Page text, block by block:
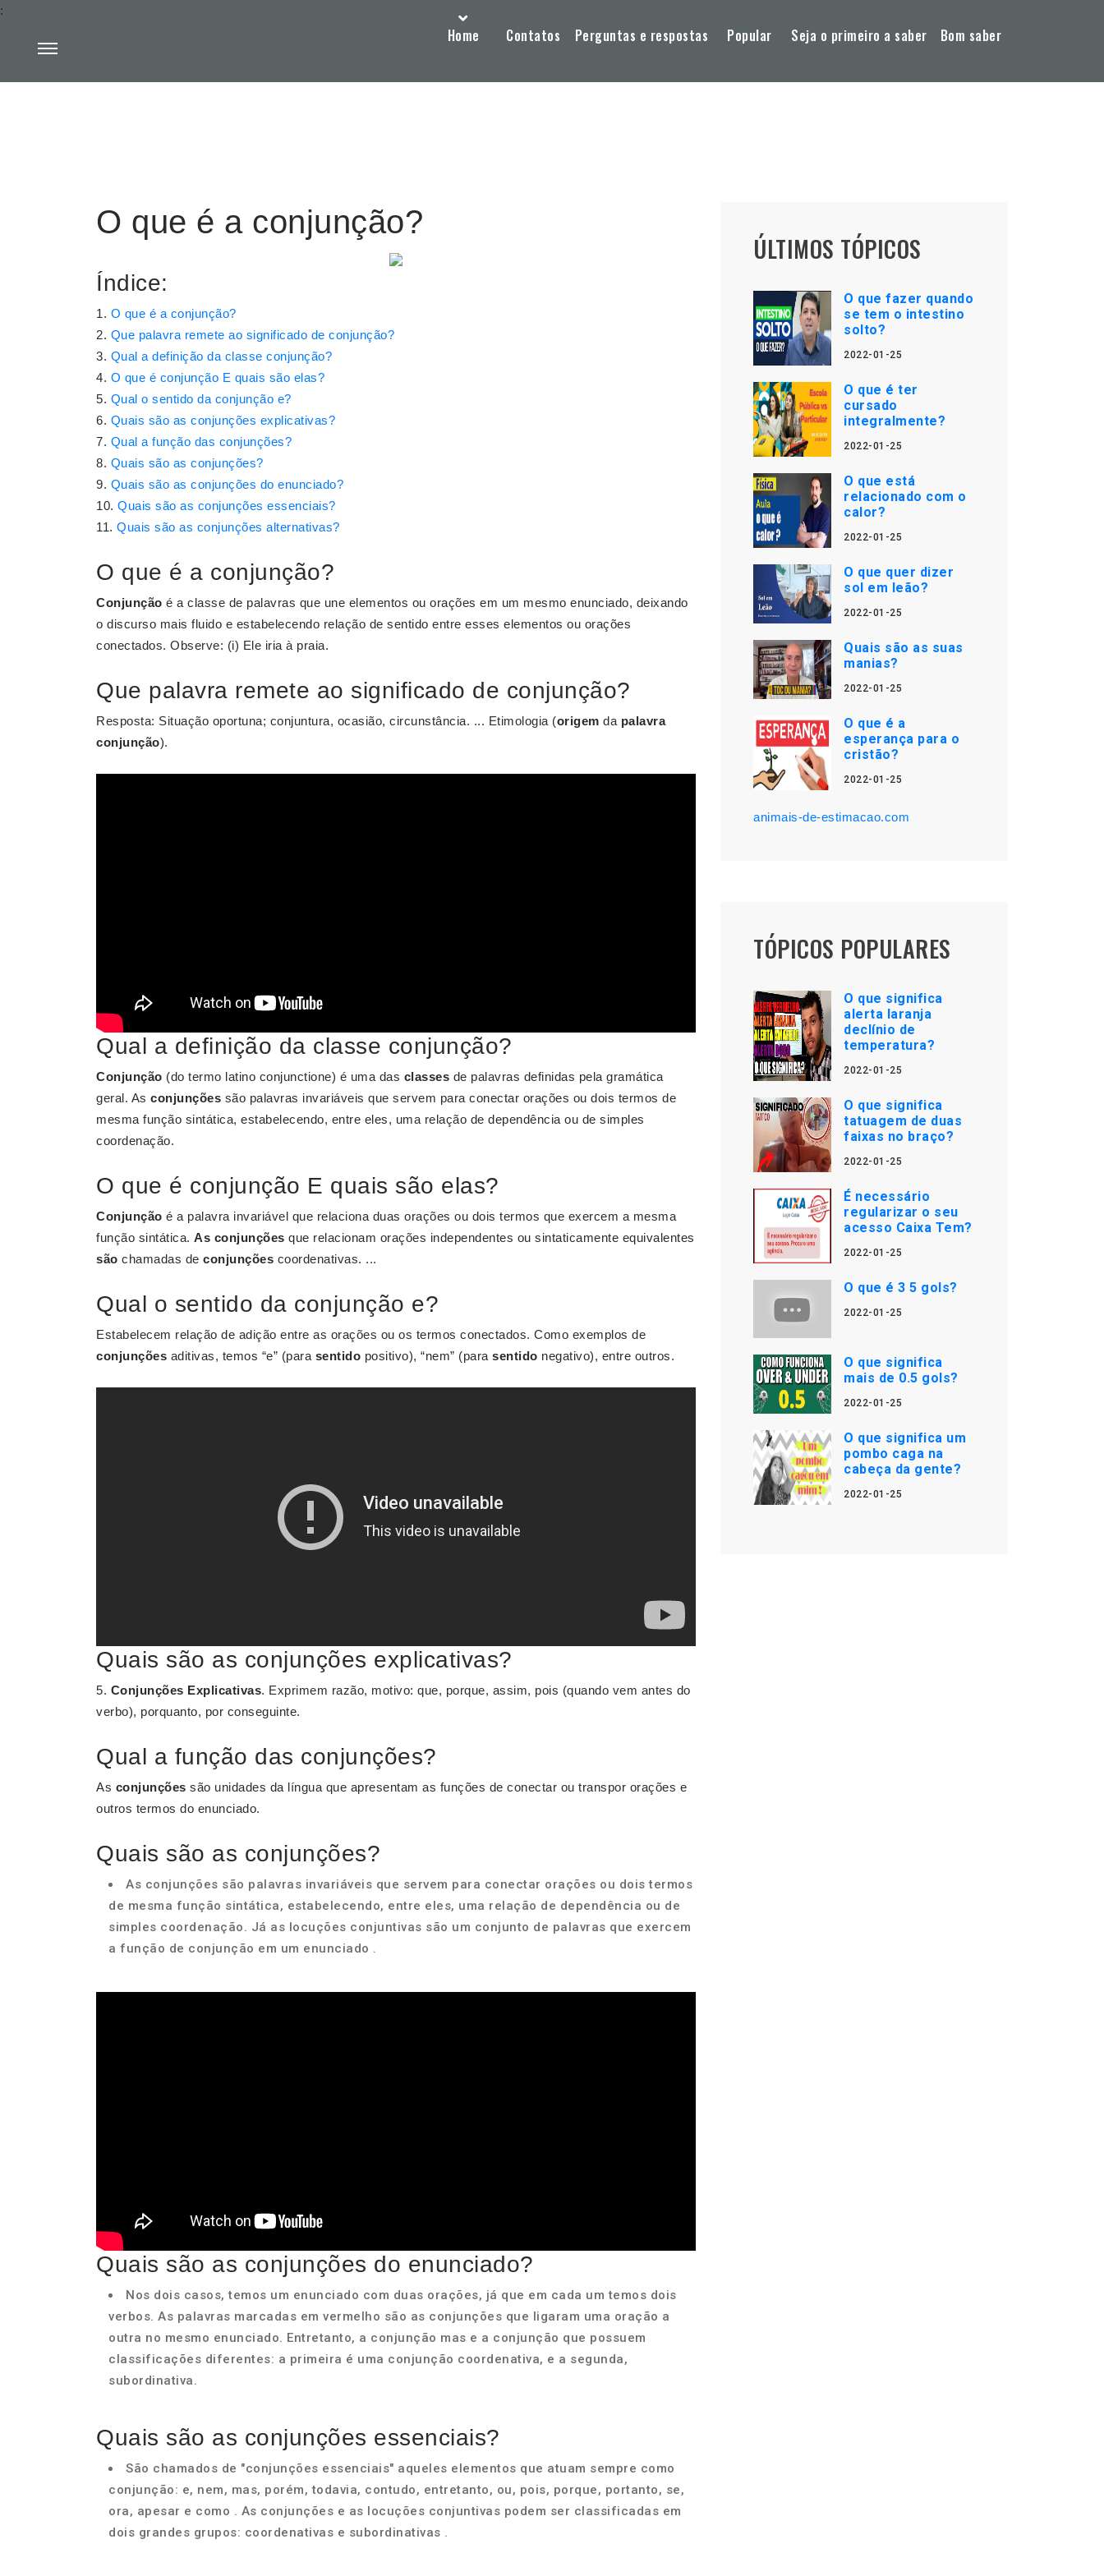
Home Contatos Perguntas e respostas Popular Seja o primeiro a saber Bom saber
:
O que é a conjunção?
Índice:
O que é a conjunção?
Que palavra remete ao significado de conjunção?
Qual a definição da classe conjunção?
O que é conjunção E quais são elas?
Qual o sentido da conjunção e?
Quais são as conjunções explicativas?
Qual a função das conjunções?
Quais são as conjunções?
Quais são as conjunções do enunciado?
Quais são as conjunções essenciais?
Quais são as conjunções alternativas?
O que é a conjunção?
Conjunção é a classe de palavras que une elementos ou orações em um mesmo enunciado, deixando
o discurso mais fluido e estabelecendo relação de sentido entre esses elementos ou orações
conectados. Observe: (i) Ele iria à praia.
Que palavra remete ao significado de conjunção?
Resposta: Situação oportuna; conjuntura, ocasião, circunstância. ... Etimologia (origem da palavra
conjunção).
Qual a definição da classe conjunção?
Conjunção (do termo latino conjunctione) é uma das classes de palavras definidas pela gramática
geral. As conjunções são palavras invariáveis que servem para conectar orações ou dois termos de
mesma função sintática, estabelecendo, entre eles, uma relação de dependência ou de simples
coordenação.
O que é conjunção E quais são elas?
Conjunção é a palavra invariável que relaciona duas orações ou dois termos que exercem a mesma
função sintática. As conjunções que relacionam orações independentes ou sintaticamente equivalentes
são chamadas de conjunções coordenativas. ...
Qual o sentido da conjunção e?
Estabelecem relação de adição entre as orações ou os termos conectados. Como exemplos de
conjunções aditivas, temos “e” (para sentido positivo), “nem” (para sentido negativo), entre outros.
Quais são as conjunções explicativas?
5. Conjunções Explicativas. Exprimem razão, motivo: que, porque, assim, pois (quando vem antes do
verbo), porquanto, por conseguinte.
Qual a função das conjunções?
As conjunções são unidades da língua que apresentam as funções de conectar ou transpor orações e
outros termos do enunciado.
Quais são as conjunções?
As conjunções são palavras invariáveis que servem para conectar orações ou dois termos
de mesma função sintática, estabelecendo, entre eles, uma relação de dependência ou de
simples coordenação. Já as locuções conjuntivas são um conjunto de palavras que exercem
a função de conjunção em um enunciado .
Quais são as conjunções do enunciado?
Nos dois casos, temos um enunciado com duas orações, já que em cada um temos dois
verbos. As palavras marcadas em vermelho são as conjunções que ligaram uma oração a
outra no mesmo enunciado. Entretanto, a conjunção mas e a conjunção que possuem
classificações diferentes: a primeira é uma conjunção coordenativa, e a segunda,
subordinativa.
Quais são as conjunções essenciais?
São chamados de "conjunções essenciais" aqueles elementos que atuam sempre como
conjunção: e, nem, mas, porém, todavia, contudo, entretanto, ou, pois, porque, portanto, se,
ora, apesar e como . As conjunções e as locuções conjuntivas podem ser classificadas em
dois grandes grupos: coordenativas e subordinativas .
ÚLTIMOS TÓPICOS
O que fazer quando
se tem o intestino
solto?
2022-01-25
O que é ter
cursado
integralmente?
2022-01-25
O que está
relacionado com o
calor?
2022-01-25
O que quer dizer
sol em leão?
2022-01-25
Quais são as suas
manias?
2022-01-25
O que é a
esperança para o
cristão?
2022-01-25
animais-de-estimacao.com
TÓPICOS POPULARES
O que significa
alerta laranja
declínio de
temperatura?
2022-01-25
O que significa
tatuagem de duas
faixas no braço?
2022-01-25
É necessário
regularizar o seu
acesso Caixa Tem?
2022-01-25
O que é 3 5 gols?
2022-01-25
O que significa
mais de 0.5 gols?
2022-01-25
O que significa um
pombo caga na
cabeça da gente?
2022-01-25